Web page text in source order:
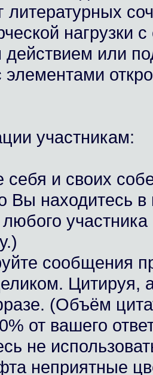
литературных
нагрузки
или
элементами
участникам:
себя и своих
Вы находитесь
сообщения
Цитируя,
(Объём
от вашего
не
неприятные